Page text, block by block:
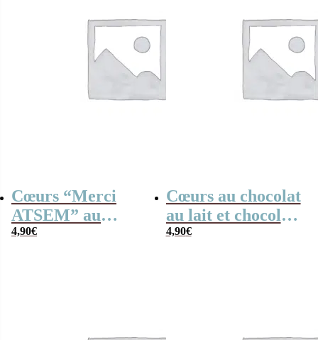
Cœurs “Merci
ATSEM” au
chocolat au lait x4
4,90€
Cœurs au chocolat
au lait et chocolat
noir praliné x 8
4,90€